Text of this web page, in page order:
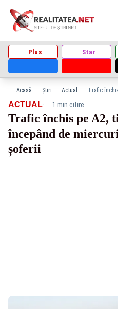
Plus Star
Acasă Știri Actual
ACTUAL· 1 min citire
Trafic închis pe A2,
începând de
șoferii